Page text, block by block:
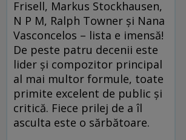
Frisell, Markus Stockhausen,
N P M, Ralph Towner și Nana
Vasconcelos – lista e imensă!
De peste patru decenii este
lider și compozitor principal
al mai multor formule, toate
primite excelent de public și
critică. Fiece prilej de a îl
asculta este o sărbătoare.